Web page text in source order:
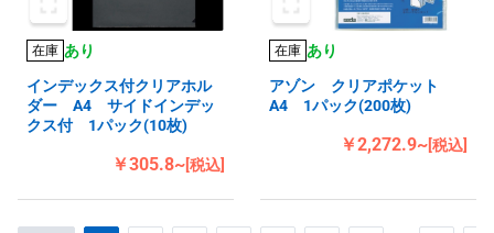
在庫 あり
インデックス付クリアホル
ダー A4 サイドインデッ
クス付 1パック(10枚)
￥305.8~[税込]
在庫 あり
アゾン クリアポケット
A4 1パック(200枚)
￥2,272.9~[税込]